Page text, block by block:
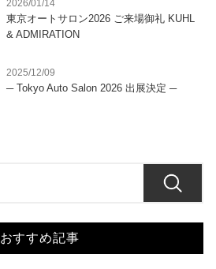
2026/01/14
東京オートサロン2026 ご来場御礼 KUHL
& ADMIRATION
2025/12/09
─ Tokyo Auto Salon 2026 出展決定 ─
おすすめ記事